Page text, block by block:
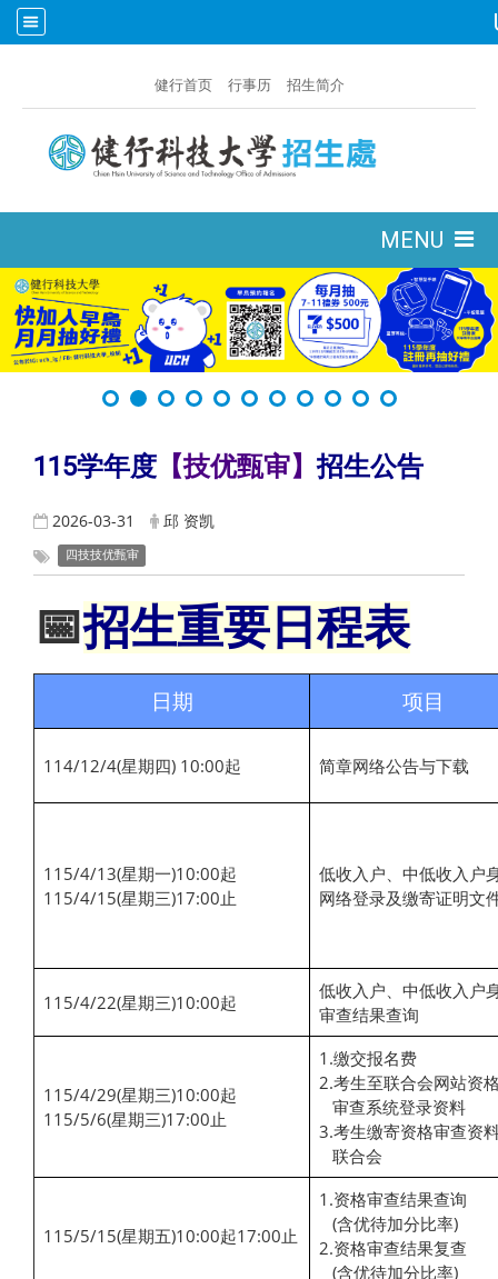
健行首页 行事历 招生简介
MENU
115学年度 【技优甄审】招生公告
2026-03-31 邱 资凯
四技技优甄审
📅招生重要日程表
日期 项目
114/12/4(星期四) 10:00起 简章网络公告与下载
115/4/13(星期一)10:00起
115/4/15(星期三)17:00止
低收入户、中低收入户
网络登录及缴寄证明文
115/4/22(星期三)10:00起
低收入户、中低收入户
审查结果查询
115/4/29(星期三)10:00起
115/5/6(星期三)17:00止
1.缴交报名费
2.考生至联合会网站资
审查系统登录资料
3.考生缴寄资格审查资
联合会
115/5/15(星期五)10:00起17:00止
1.资格审查结果查询
(含优待加分比率)
2.资格审查结果复查
(含优待加分比率)